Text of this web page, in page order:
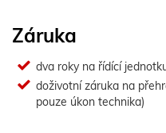
Záruka
dva roky na řídící
doživotní záruka na
pouze úkon technika)